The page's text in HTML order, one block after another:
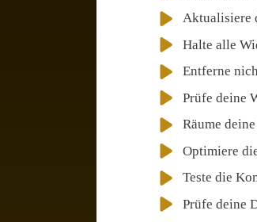
Aktualisiere
Halte alle
Entferne
Prüfe deine
Räume
Optimiere
Teste die
Prüfe deine